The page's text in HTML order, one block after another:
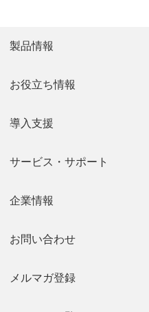
製品情報
お役立ち情報
導入支援
サービス・サポート
企業情報
お問い合わせ
メルマガ登録